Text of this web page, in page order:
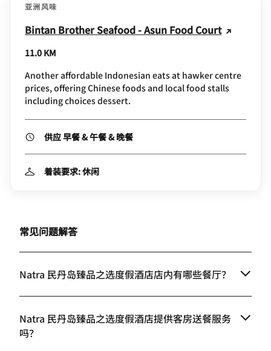
亚洲风味
Bintan Brother Seafood - Asun Food Court
11.0 KM
Another affordable Indonesian eats at hawker centre
prices, offering Chinese foods and local food stalls
including choices dessert.
供应 早餐 & 午餐 & 晚餐
着装要求: 休闲
常见问题解答
Natra 民丹岛臻品之选度假酒店店内有哪些餐厅？
Natra 民丹岛臻品之选度假酒店提供客房送餐服务
吗？